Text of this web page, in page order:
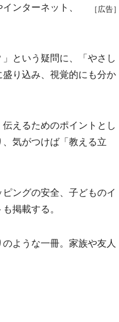
［広告］
ンターネット、
という疑問に、「やさし
り込み、視覚的にも分か
えるためのポイントとし
気がつけば「教える立
ングの安全、子どものイ
掲載する。
ような一冊。家族や友人